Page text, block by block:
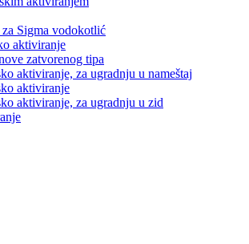
Sigma vodokotlić
aktiviranje
zatvorenog tipa
aktiviranje, za ugradnju u nameštaj
aktiviranje
aktiviranje, za ugradnju u zid